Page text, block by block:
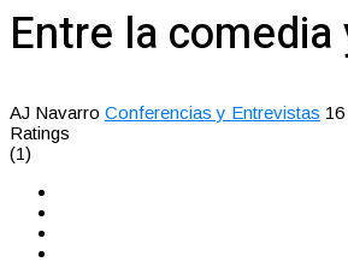
Entre la
AJ Navarro Conferencias y Entrevistas
Ratings
(1)